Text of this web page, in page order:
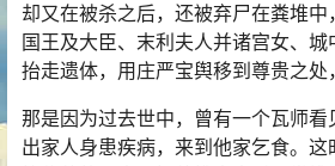
却又在被杀之后，还被弃尸在粪堆中
国王及大臣、末利夫人并诸宫女、城
抬走遗体，用庄严宝舆移到尊贵之处
那是因为过去世中，曾有一个瓦师看
出家人身患疾病，来到他家乞食。